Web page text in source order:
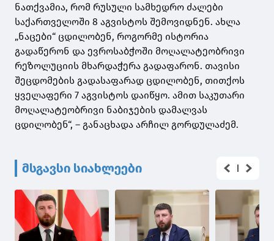
ნათქვამია, რომ რუსული სამხედრო ძალები
საქართველოში 8 აგვისტოს შემოვიდნენ. ახლა
„ნაცები“ ცდილობენ, როგორმე ისტორია
გადაწერონ და ევროსაბჭოში მოღალატეობრივი
რეზოლუციის მხარდაჭერა გადაფარონ. თავისი
შეცდომების გადასაფარად ცდილობენ, თითქოს
ყველაფერი 7 აგვისტოს დაიწყო. ამით საკუთარი
მოღალატეობრივი ნაბიჯების დამალვას
ცდილობენ“, – განაცხადა არჩილ გორდულაძემ.
მსგავსი სიახლეები